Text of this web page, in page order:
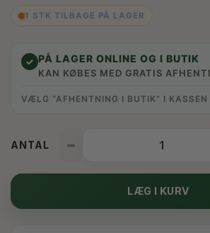
1 STK TILBAGE PÅ LAGER
✓ PÅ LAGER ONLINE OG I BUTIK
KAN KØBES MED GRATIS
VÆLG “AFHENTNING I BUTIK” I KASSEN
ANTAL
LÆG I KURV